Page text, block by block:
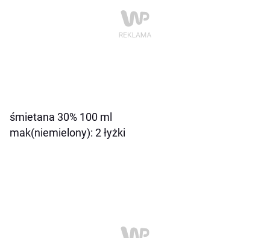
śmietana 30% 100 ml
mak(niemielony): 2 łyżki